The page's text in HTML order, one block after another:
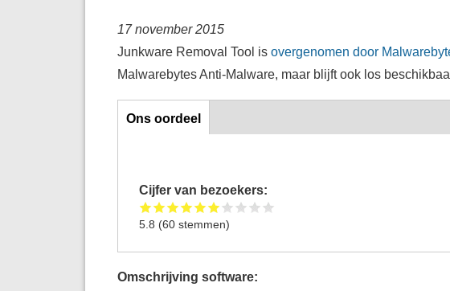
17 november 2015
Junkware Removal Tool is overgenomen door
Malwarebytes Anti-Malware, maar blijft ook los
Ons oordeel
Ons oordeel
Cijfer van bezoekers:
5.8 (60 stemmen)
Omschrijving software: